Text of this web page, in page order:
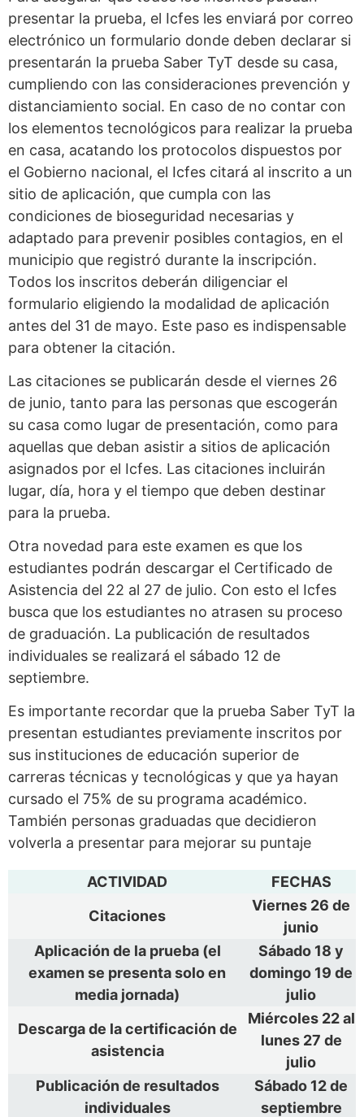
presentar la prueba, el Icfes les enviará por correo
electrónico un formulario donde deben declarar si
presentarán la prueba Saber TyT desde su casa,
cumpliendo con las consideraciones prevención y
distanciamiento social. En caso de no contar con
los elementos tecnológicos para realizar la prueba
en casa, acatando los protocolos dispuestos por
el Gobierno nacional, el Icfes citará al inscrito a un
sitio de aplicación, que cumpla con las
condiciones de bioseguridad necesarias y
adaptado para prevenir posibles contagios, en el
municipio que registró durante la inscripción.
Todos los inscritos deberán diligenciar el
formulario eligiendo la modalidad de aplicación
antes del 31 de mayo. Este paso es indispensable
para obtener la citación.
Las citaciones se publicarán desde el viernes 26
de junio, tanto para las personas que escogerán
su casa como lugar de presentación, como para
aquellas que deban asistir a sitios de aplicación
asignados por el Icfes. Las citaciones incluirán
lugar, día, hora y el tiempo que deben destinar
para la prueba.
Otra novedad para este examen es que los
estudiantes podrán descargar el Certificado de
Asistencia del 22 al 27 de julio. Con esto el Icfes
busca que los estudiantes no atrasen su proceso
de graduación. La publicación de resultados
individuales se realizará el sábado 12 de
septiembre.
Es importante recordar que la prueba Saber TyT la
presentan estudiantes previamente inscritos por
sus instituciones de educación superior de
carreras técnicas y tecnológicas y que ya hayan
cursado el 75% de su programa académico.
También personas graduadas que decidieron
volverla a presentar para mejorar su puntaje
ACTIVIDAD
FECHAS
Citaciones
Viernes 26 de
junio
Aplicación de la prueba (el
examen se presenta solo en
media jornada)
Sábado 18 y
domingo 19 de
julio
Descarga de la certificación de
asistencia
Miércoles 22 al
lunes 27 de
julio
Publicación de resultados
individuales
Sábado 12 de
septiembre